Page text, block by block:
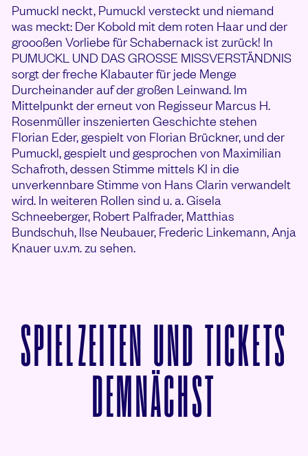
Pumuckl neckt, Pumuckl versteckt und niemand
was meckt: Der Kobold mit dem roten Haar und der
groooßen Vorliebe für Schabernack ist zurück! In
PUMUCKL UND DAS GROSSE MISSVERSTÄNDNIS
sorgt der freche Klabauter für jede Menge
Durcheinander auf der großen Leinwand. Im
Mittelpunkt der erneut von Regisseur Marcus H.
Rosenmüller inszenierten Geschichte stehen
Florian Eder, gespielt von Florian Brückner, und der
Pumuckl, gespielt und gesprochen von Maximilian
Schafroth, dessen Stimme mittels KI in die
unverkennbare Stimme von Hans Clarin verwandelt
wird. In weiteren Rollen sind u. a. Gisela
Schneeberger, Robert Palfrader, Matthias
Bundschuh, Ilse Neubauer, Frederic Linkemann, Anja
Knauer u.v.m. zu sehen.
SPIELZEITEN UND TICKETS
DEMNÄCHST